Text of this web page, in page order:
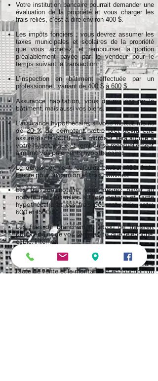
Votre institution bancaire pourrait demander une
évaluation de la propriété et vous charger les
frais reliés, c’est-à-dire environ 400 $.
Les impôts fonciers ; vous devrez assumer les
taxes municipales et scolaires de la propriété
que vous achetez, et rembourser la portion
préalablement payée par le vendeur pour le
temps suivant la transaction.
L’inspection en bâtiment effectuée par un
professionnel, variant de 400 $ à 600 $.
Assurance habitation, vous devrez assurer le
bâtiment, mais aussi vos biens.
L’assurance hypothécaire; si vous mettez moins
de 20 % de comptant, votre prêt devra être
assuré par la SCHL. Ce montant sera ajouté à
votre hypothèque et remboursé mensuellement
à même vos paiements hypothécaires.
Le déménagement; calculez environ 100 $ de
l’heure pour un camion et trois hommes.
Les frais de notaire; vous devrez payer au
notaire les frais reliés à l’acte notarié et l’acte
hypothécaire et ces frais peuvent varier entre
600 et 1500 $.
Les frais de branchement et/ou de transfert
pour certains de vos services, tel que téléphone,
câble, internet.
Le droit de mutation (la taxe de Bienvenue);
vous recevrez le compte dans les mois suivant
l’acte de vente et le montant est en fonction du